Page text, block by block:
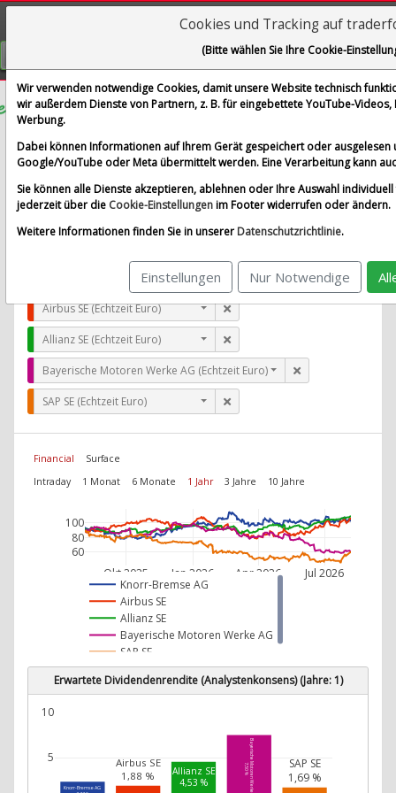
Knorr-Bremse AG
im Vergleich mit Airbus SE, Allianz SE, Bayerische
Aktualisieren
Knorr-Bremse AG (Echtzeit Euro)
Airbus SE (Echtzeit Euro)
Allianz SE (Echtzeit Euro)
Bayerische Motoren Werke AG (Echtzeit Euro)
SAP SE (Echtzeit Euro)
Financial
Surface
Intraday
1 Monat 6 Monate 1 Jahr 3 Jahre 10 Jahre
Okt 2025 Jan 2026 Apr 2026 Jul 2026
60
80
100
Knorr-Bremse AG
Airbus SE
Allianz SE
Bayerische Motoren Werke AG
SAP SE
Erwartete Dividendenrendite (Analystenkonsens) (Jahre: 1)
Knorr-Bremse AG
Airbus SE
1,88 % Allianz SE
4,53 % Bayerische Motoren Werke AG
7,50 % SAP SE
1,69 %
5
10
Cookies und Tracking auf
(Bitte wählen Sie Ihre Cookie-
Wir verwenden notwendige Cookies, damit unsere Website technisch
wir außerdem Dienste von Partnern, z. B. für eingebettete YouTube-
Werbung.
Dabei können Informationen auf Ihrem Gerät gespeichert oder
Google/YouTube oder Meta übermittelt werden. Eine Verarbeitung kann
Sie können alle Dienste akzeptieren, ablehnen oder Ihre Auswahl
jederzeit über die Cookie-Einstellungenim Footer widerrufen oder ändern.
Weitere Informationen finden Sie in unserer Datenschutzrichtlinie.
Einstellungen Nur Notwendige